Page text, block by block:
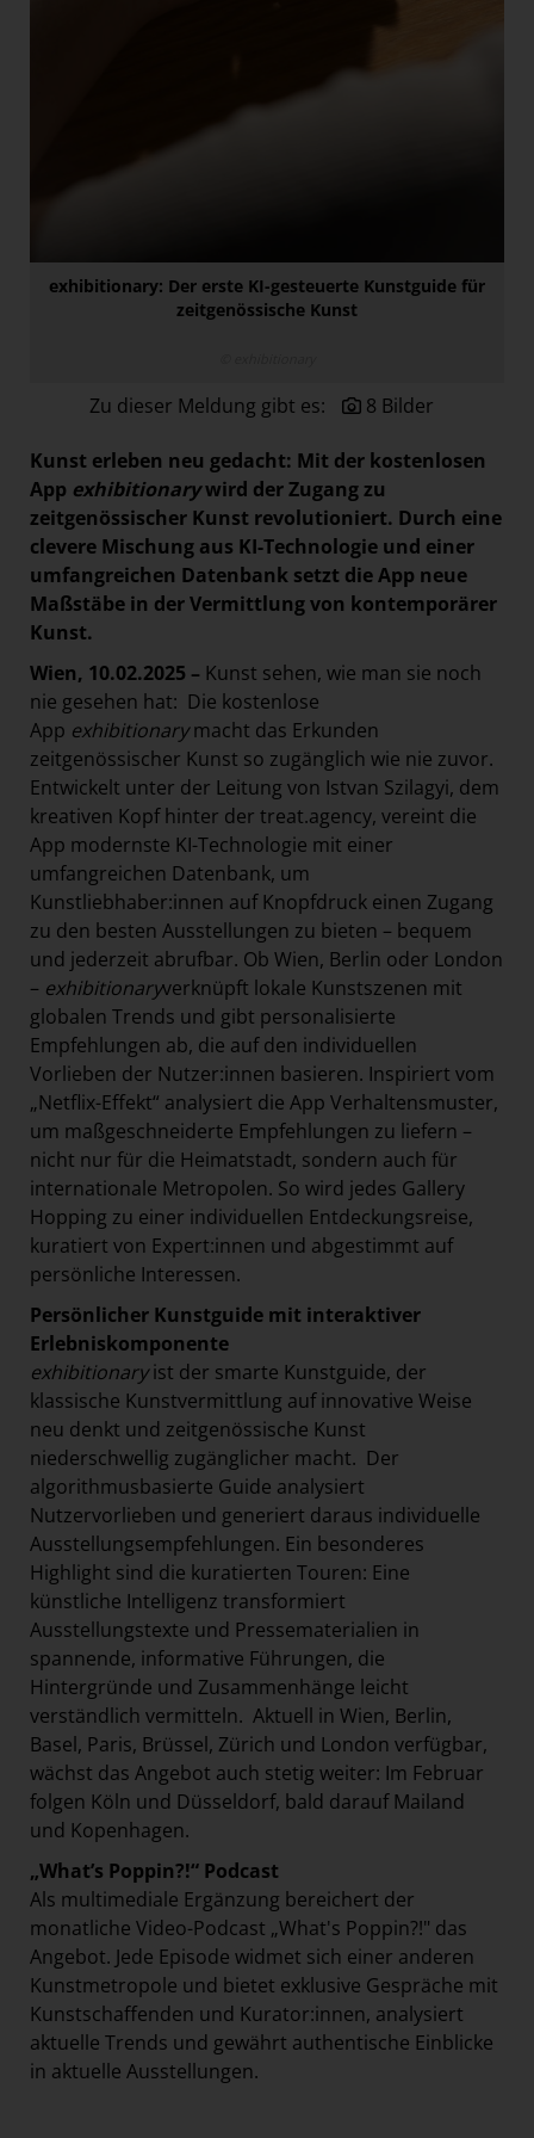
The Companion
Vöslauer
exhibitionary: Der erste KI-gesteuerte Kunstguide für
zeitgenössische Kunst
Zu dieser Meldung gibt es: 8 Bilder
Kunst erleben neu gedacht: Mit der kostenlosen
App exhibitionarywird der Zugang zu
zeitgenössischer Kunst revolutioniert. Durch eine
clevere Mischung aus KI-Technologie und einer
umfangreichen Datenbank setzt die App neue
Maßstäbe in der Vermittlung von kontemporärer
Kunst.
Wien, 10.02.2025 – Kunst sehen, wie man sie noch
nie gesehen hat: Die kostenlose
App exhibitionarymacht das Erkunden
zeitgenössischer Kunst so zugänglich wie nie zuvor.
Entwickelt unter der Leitung von Istvan Szilagyi, dem
kreativen Kopf hinter der treat.agency, vereint die
App modernste KI-Technologie mit einer
umfangreichen Datenbank, um
Kunstliebhaber:innen auf Knopfdruck einen Zugang
zu den besten Ausstellungen zu bieten – bequem
und jederzeit abrufbar. Ob Wien, Berlin oder London
– exhibitionaryverknüpft lokale Kunstszenen mit
globalen Trends und gibt personalisierte
Empfehlungen ab, die auf den individuellen
Vorlieben der Nutzer:innen basieren. Inspiriert vom
„Netflix-Effekt“ analysiert die App Verhaltensmuster,
um maßgeschneiderte Empfehlungen zu liefern –
nicht nur für die Heimatstadt, sondern auch für
internationale Metropolen. So wird jedes Gallery
Hopping zu einer individuellen Entdeckungsreise,
kuratiert von Expert:innen und abgestimmt auf
persönliche Interessen.
Persönlicher Kunstguide mit interaktiver
Erlebniskomponente
exhibitionaryist der smarte Kunstguide, der
klassische Kunstvermittlung auf innovative Weise
neu denkt und zeitgenössische Kunst
niederschwellig zugänglicher macht. Der
algorithmusbasierte Guide analysiert
Nutzervorlieben und generiert daraus individuelle
Ausstellungsempfehlungen. Ein besonderes
Highlight sind die kuratierten Touren: Eine
künstliche Intelligenz transformiert
Ausstellungstexte und Pressematerialien in
spannende, informative Führungen, die
Hintergründe und Zusammenhänge leicht
verständlich vermitteln. Aktuell in Wien, Berlin,
Basel, Paris, Brüssel, Zürich und London verfügbar,
wächst das Angebot auch stetig weiter: Im Februar
folgen Köln und Düsseldorf, bald darauf Mailand
und Kopenhagen.
„What’s Poppin?!“ Podcast
Als multimediale Ergänzung bereichert der
monatliche Video-Podcast „What's Poppin?!" das
Angebot. Jede Episode widmet sich einer anderen
Kunstmetropole und bietet exklusive Gespräche mit
Kunstschaffenden und Kurator:innen, analysiert
aktuelle Trends und gewährt authentische Einblicke
in aktuelle Ausstellungen.